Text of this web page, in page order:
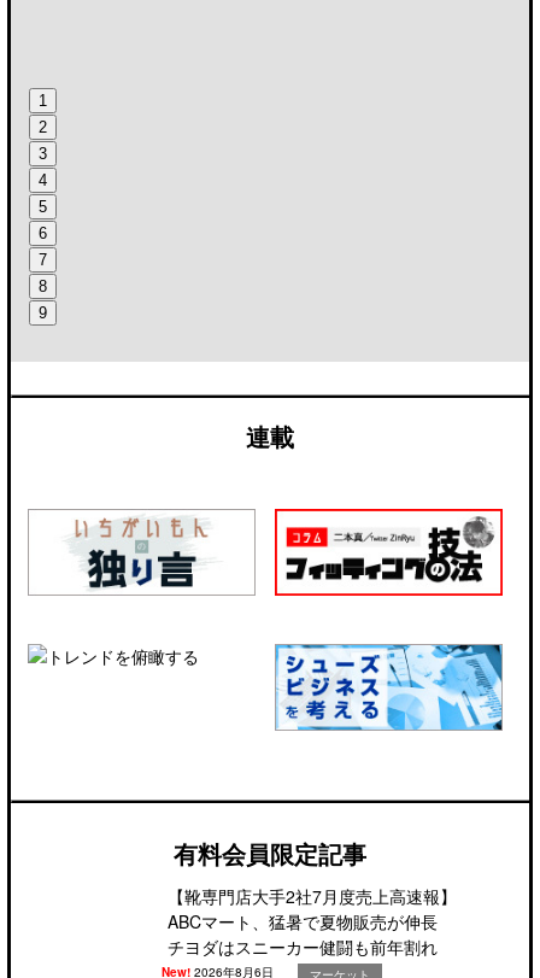
1
2
3
4
5
6
7
8
9
連載
有料会員限定記事
【靴専門店大手2社7月度売上高速報】
ABCマート、猛暑で夏物販売が伸長
チヨダはスニーカー健闘も前年割れ
New!2026年8月6日 マーケット